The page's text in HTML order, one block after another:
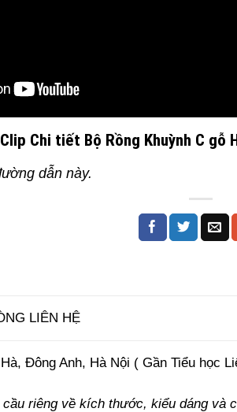
Chi tiết Bộ Rồng Khuỳnh C gỗ
dẫn này.
LIÊN HỆ
Đông Anh, Hà Nội ( Gần Tiểu học
riêng về kích thước, kiểu dáng và